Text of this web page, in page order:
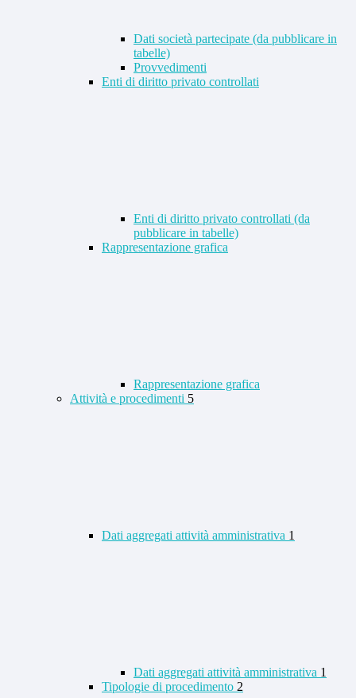
Dati società partecipate (da pubblicare in
tabelle)
Provvedimenti
Enti di diritto privato controllati
Enti di diritto privato controllati (da
pubblicare in tabelle)
Rappresentazione grafica
Rappresentazione grafica
Attività e procedimenti 5
Dati aggregati attività amministrativa 1
Dati aggregati attività amministrativa 1
Tipologie di procedimento 2